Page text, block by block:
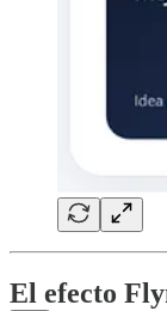
El efecto